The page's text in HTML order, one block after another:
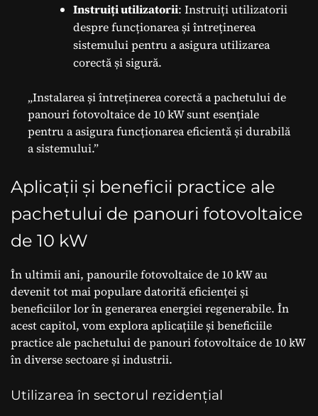
Instruiți utilizatorii: Instruiți utilizatorii
despre funcționarea și întreținerea
sistemului pentru a asigura utilizarea
corectă și sigură.
„Instalarea și întreținerea corectă a pachetului de
panouri fotovoltaice de 10 kW sunt esențiale
pentru a asigura funcționarea eficientă și durabilă
a sistemului.”
Aplicații și beneficii practice ale
pachetului de panouri fotovoltaice
de 10 kW
În ultimii ani, panourile fotovoltaice de 10 kW au
devenit tot mai populare datorită eficienței și
beneficiilor lor în generarea energiei regenerabile. În
acest capitol, vom explora aplicațiile și beneficiile
practice ale pachetului de panouri fotovoltaice de 10 kW
în diverse sectoare și industrii.
Utilizarea în sectorul rezidențial